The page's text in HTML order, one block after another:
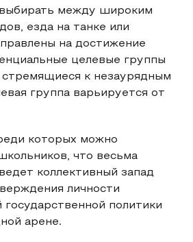
выбирать между широким
езда на танке или
на достижение
целевые группы
к незаурядным
группа варьируется от
которых можно
что весьма
коллективный запад
личности
политики
арене.